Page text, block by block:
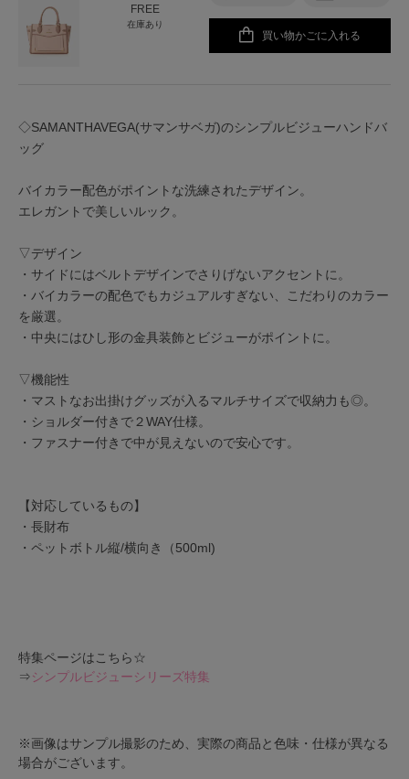
FREE
在庫あり
買い物かごに入れる
◇SAMANTHAVEGA(サマンサベガ)のシンプルビジューハンドバ
ッグ
バイカラー配色がポイントな洗練されたデザイン。
エレガントで美しいルック。
▽デザイン
・サイドにはベルトデザインでさりげないアクセントに。
・バイカラーの配色でもカジュアルすぎない、こだわりのカラー
を厳選。
・中央にはひし形の金具装飾とビジューがポイントに。
▽機能性
・マストなお出掛けグッズが入るマルチサイズで収納力も◎。
・ショルダー付きで２WAY仕様。
・ファスナー付きで中が見えないので安心です。
【対応しているもの】
・長財布
・ペットボトル縦/横向き（500ml)
特集ページはこちら☆
⇒シンプルビジューシリーズ特集
※画像はサンプル撮影のため、実際の商品と色味・仕様が異なる
場合がございます。